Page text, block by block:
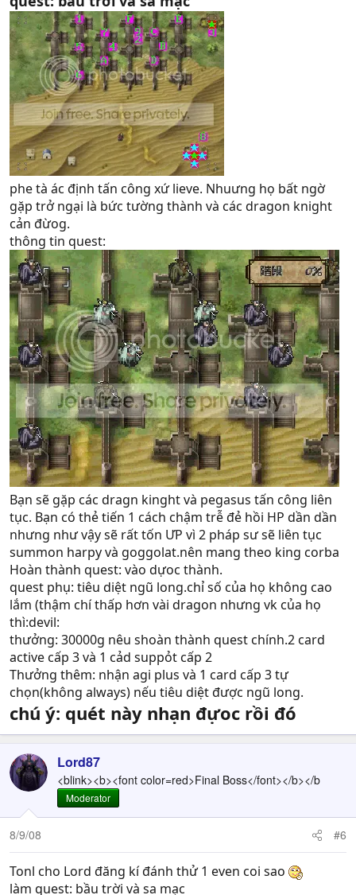
phe tà ác định tấn công xứ lieve. Nhuưng họ bất ngờ
gặp trở ngại là bức tường thành và các dragon knight
cản đừog.
thông tin quest:
Bạn sẽ gặp các dragn kinght và pegasus tấn công liên
tục. Bạn có thẻ tiến 1 cách chậm trễ đẻ hồi HP dần dần
nhưng như vậy sẽ rất tốn ƯP vì 2 pháp sư sẽ liên tục
summon harpy và goggolat.nên mang theo king corba
Hoàn thành quest: vào dựoc thành.
quest phụ: tiêu diệt ngũ long.chỉ số của họ không cao
lắm (thậm chí thấp hơn vài dragon nhưng vk của họ
thì:devil:
thưởng: 30000g nêu shoàn thành quest chính.2 card
active cấp 3 và 1 cảd suppỏt cấp 2
Thưởng thêm: nhận agi plus và 1 card cấp 3 tự
chọn(không always) nếu tiêu diệt được ngũ long.
chú ý: quét này nhạn đựoc rồi đó
Lord87
<blink><b><font color=red>Final Boss</font></b></b
Moderator
8/9/08 #6
Tonl cho Lord đăng kí đánh thử 1 even coi sao
làm quest: bầu trời và sa mạc